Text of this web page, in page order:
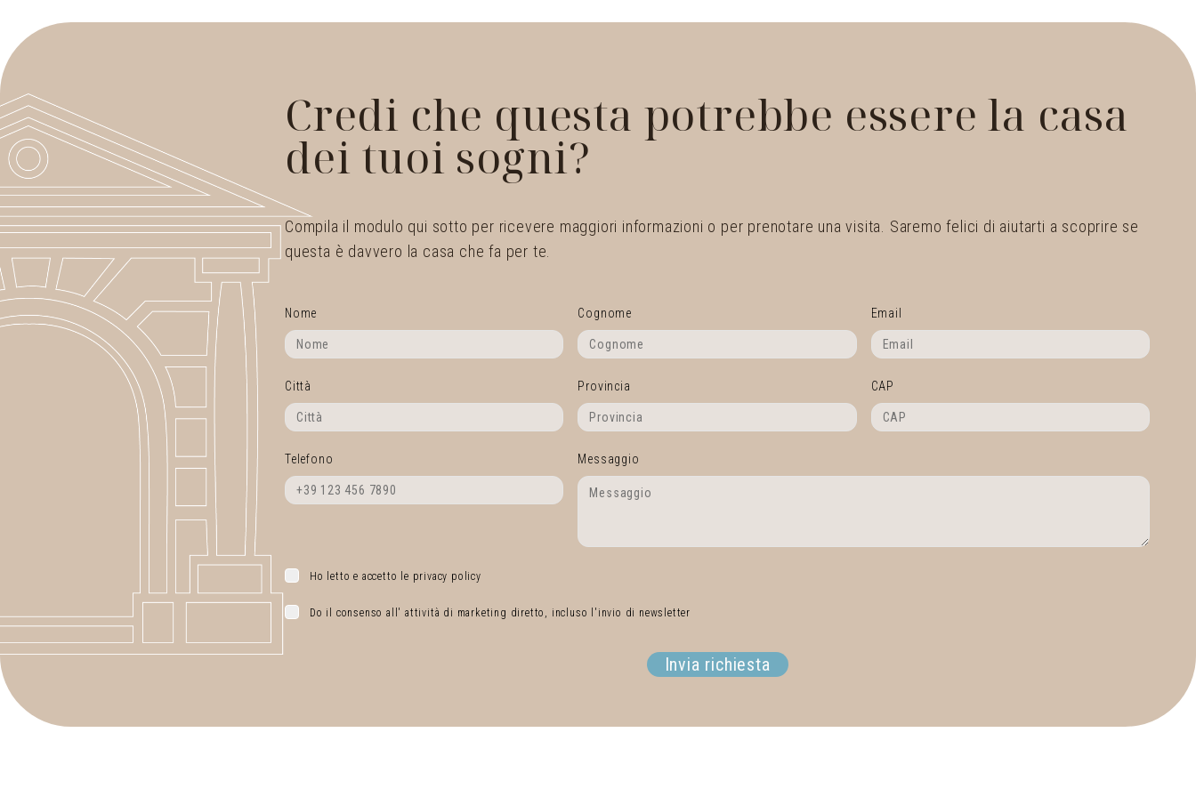
Credi che questa potrebbe essere la casa
dei tuoi sogni?
Compila il modulo qui sotto per ricevere maggiori informazioni o per prenotare una visita. Saremo felici di aiutarti a scoprire se
questa è davvero la casa che fa per te.
Nome Cognome Email
Città Provincia CAP
Telefono Messaggio
Ho letto e accetto le privacy policy
Do il consenso all' attività di marketing diretto, incluso l'invio di newsletter
Invia richiesta